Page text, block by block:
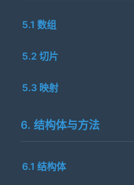
5.1 数组
5.2 切片
5.3 映射
6. 结构体与方法
6.1 结构体